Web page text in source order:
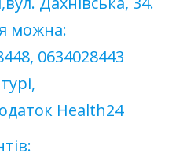
можна:
0634028443
Health24